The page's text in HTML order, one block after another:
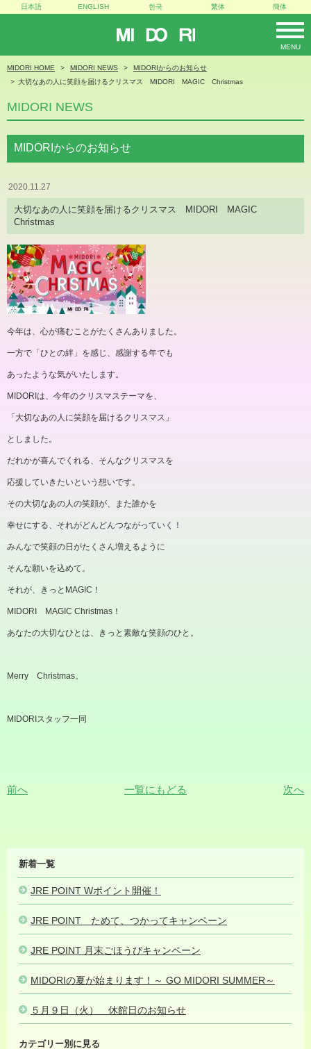
MIDORI MENU
日本語 ENGLISH 한국 繁体 簡体
MIDORI HOME MIDORI NEWS
MIDORIからのお知らせ
大切なあの人に笑顔を届けるクリスマス MIDORI MAGIC Christmas
MIDORI NEWS
MIDORIからのお知らせ
2020.11.27
大切なあの人に笑顔を届けるクリスマス MIDORI MAGIC
Christmas
今年は、心が痛むことがたくさんありました。
一方で「ひとの絆」を感じ、感謝する年でも
あったような気がいたします。
MIDORIは、今年のクリスマステーマを、
「大切なあの人に笑顔を届けるクリスマス」
としました。
だれかが喜んでくれる、そんなクリスマスを
応援していきたいという想いです。
その大切なあの人の笑顔が、また誰かを
幸せにする、それがどんどんつながっていく！
みんなで笑顔の日がたくさん増えるように
そんな願いを込めて。
それが、きっとMAGIC！
MIDORI MAGIC Christmas！
あなたの大切なひとは、きっと素敵な笑顔のひと。
Merry Christmas。
MIDORIスタッフ一同
前へ 一覧にもどる 次へ
MIDORI
NEWS
新着一覧
JRE POINT Wポイント開催！
JRE POINT ためて、つかってキャンペーン
JRE POINT 月末ごほうびキャンペーン
MIDORIの夏が始まります！～ GO MIDORI SUMMER～
５月９日（火） 休館日のお知らせ
カテゴリー別に見る